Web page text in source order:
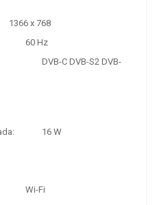
1366 x 768
60 Hz
DVB-C DVB-S2 DVB-
16 W
Wi-Fi